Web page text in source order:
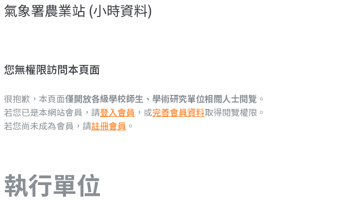
氣象署農業站 (小時資料)
您無權限訪問本頁面
很抱歉，本頁面僅開放各級學校師生、學術研究單位相關人士閱覽 。
若您已是本網站會員，請登入會員 ，或完善會員資料取得閱覽權限。
若您尚未成為會員，請註冊會員 。
執行單位